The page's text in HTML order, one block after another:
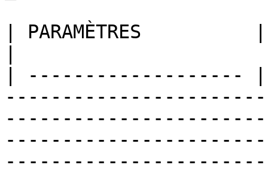
| PARAMÈTRES          |
| -------------------